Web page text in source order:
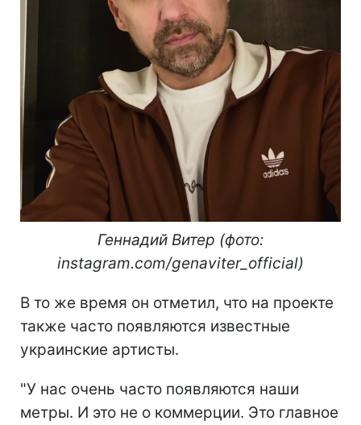
Геннадий Витер (фото:
instagram.com/genaviter_official)
В то же время он отметил, что на проекте
также часто появляются известные
украинские артисты.
"У нас очень часто появляются наши
метры. И это не о коммерции. Это главное